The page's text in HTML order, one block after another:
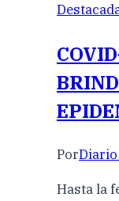
PorDiario
Hasta la